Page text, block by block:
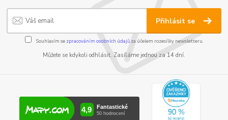
Přihlásit se
Souhlasím se zpracováním osobních údajůza účelem rozesílky newsletteru.
Můžete se kdykoli odhlásit. Zasíláme jednou za 14 dní.